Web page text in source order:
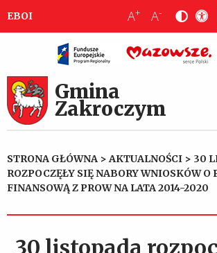
EBOI A+ A-
Gmina
Zakroczym
STRONA GŁÓWNA >AKTUALNOŚCI > 30
ROZPOCZĘŁY SIĘ NABORY WNIOSKÓW O
FINANSOWĄ Z PROW NA LATA 2014-2020
30 listopada